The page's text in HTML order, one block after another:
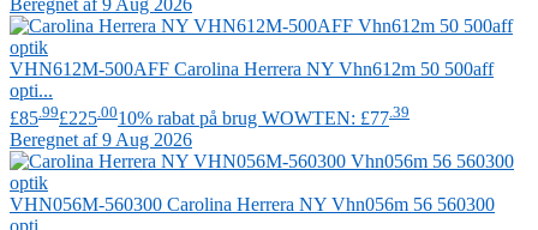
Beregnet af 9 Aug 2026
VHN612M-500AFF Carolina Herrera NY Vhn612m 50 500aff
opti...
£85 .99£225 .0010% rabat på brug WOWTEN: £77 .39
Beregnet af 9 Aug 2026
VHN056M-560300 Carolina Herrera NY Vhn056m 56 560300
opti...